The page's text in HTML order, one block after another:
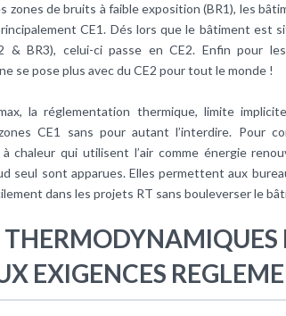
zones de bruits à faible exposition (BR1), les
CE1. Dés lors que le bâtiment est
& BR3), celui-ci passe en CE2. Enfin pour
se pose plus avec du CE2 pour tout le monde !
la réglementation thermique, limite
CE1 sans pour autant l’interdire. Pour
à chaleur qui utilisent l’air comme énergie
seul sont apparues. Elles permettent aux
dans les projets RT sans bouleverser le
EXIGENCES